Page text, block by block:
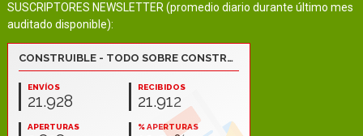
SUSCRIPTORES NEWSLETTER (promedio diario durante último mes
auditado disponible):